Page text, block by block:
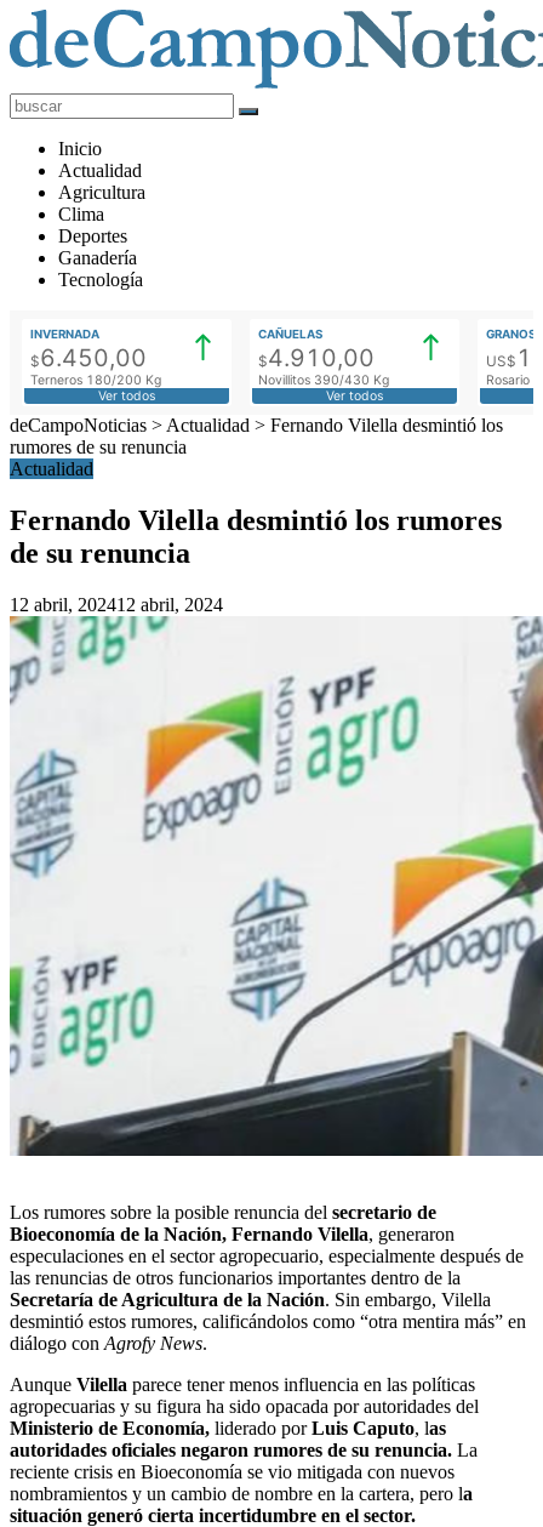
deCampoNoticias
Actualidad
Agropecuaria
Inicio
Actualidad
Agricultura
Clima
Deportes
Ganadería
Tecnología
INVERNADA
$6.450,00
Terneros 180/200 Kg
Ver todos
CAÑUELAS
$4.910,00
Novillitos 390/430 Kg
Ver todos
GRANOS
US$
Rosario
deCampoNoticias > Actualidad > Fernando Vilella desmintió los
rumores de su renuncia
Actualidad
Fernando Vilella desmintió los rumores
de su renuncia
12 abril, 202412 abril, 2024
Los rumores sobre la posible renuncia del secretario de
Bioeconomía de la Nación, Fernando Vilella, generaron
especulaciones en el sector agropecuario, especialmente después de
las renuncias de otros funcionarios importantes dentro de la
Secretaría de Agricultura de la Nación. Sin embargo, Vilella
desmintió estos rumores, calificándolos como “otra mentira más” en
diálogo con Agrofy News.
Aunque Vilella parece tener menos influencia en las políticas
agropecuarias y su figura ha sido opacada por autoridades del
Ministerio de Economía, liderado porLuis Caputo, las
autoridades oficiales negaron rumores de su renuncia. La
reciente crisis en Bioeconomía se vio mitigada con nuevos
nombramientos y un cambio de nombre en la cartera, pero la
situación generó cierta incertidumbre en el sector.